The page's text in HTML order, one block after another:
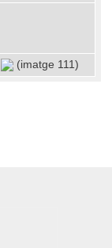
(imatge 111)